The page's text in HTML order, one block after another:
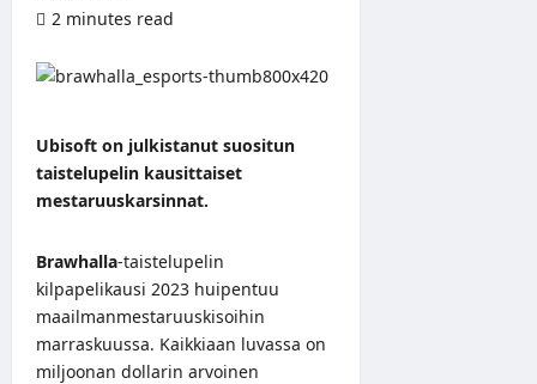
2 minutes read
Ubisoft on julkistanut suositun
taistelupelin kausittaiset
mestaruuskarsinnat.
Brawhalla-taistelupelin
kilpapelikausi 2023 huipentuu
maailmanmestaruuskisoihin
marraskuussa. Kaikkiaan luvassa on
miljoonan dollarin arvoinen